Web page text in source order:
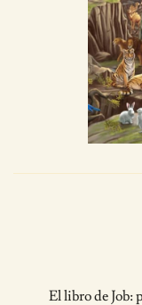
El libro de Job: